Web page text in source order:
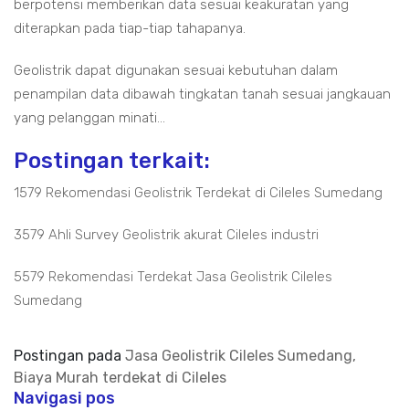
berpotensi memberikan data sesuai keakuratan yang
diterapkan pada tiap-tiap tahapanya.
Geolistrik dapat digunakan sesuai kebutuhan dalam
penampilan data dibawah tingkatan tanah sesuai jangkauan
yang pelanggan minati...
Postingan terkait:
1579 Rekomendasi Geolistrik Terdekat di Cileles Sumedang
3579 Ahli Survey Geolistrik akurat Cileles industri
5579 Rekomendasi Terdekat Jasa Geolistrik Cileles
Sumedang
Postingan pada Jasa Geolistrik Cileles Sumedang,
Biaya Murah terdekat di Cileles
Navigasi pos